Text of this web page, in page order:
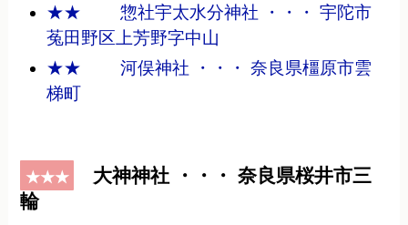
★★ 惣社宇太水分神社 ・・・ 宇陀市
菟田野区上芳野字中山
★★ 河俣神社 ・・・ 奈良県橿原市雲
梯町
★★★
大神神社 ・・・ 奈良県桜井市三
輪